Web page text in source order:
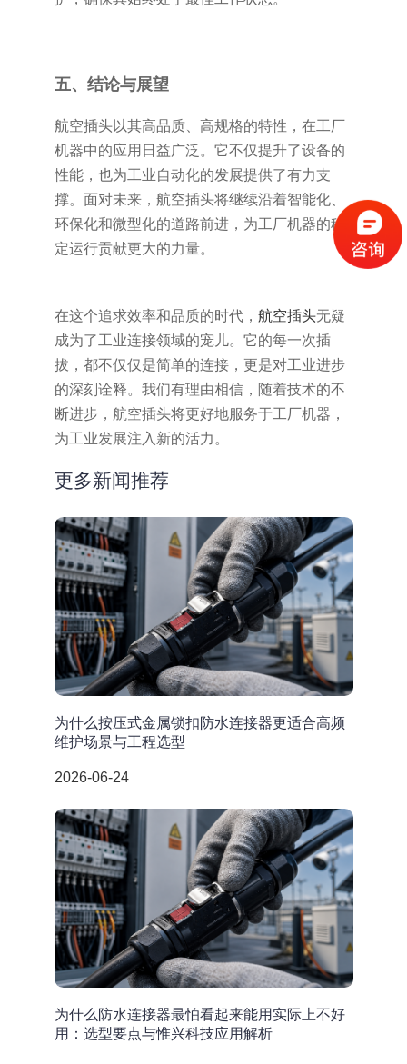
五、结论与展望
航空插头以其高品质、高规格的特性，在工厂
机器中的应用日益广泛。它不仅提升了设备的
性能，也为工业自动化的发展提供了有力支
撑。面对未来，航空插头将继续沿着智能化、
环保化和微型化的道路前进，为工厂机器的稳
定运行贡献更大的力量。
在这个追求效率和品质的时代， 航空插头无疑
成为了工业连接领域的宠儿。它的每一次插
拔，都不仅仅是简单的连接，更是对工业进步
的深刻诠释。我们有理由相信，随着技术的不
断进步，航空插头将更好地服务于工厂机器，
为工业发展注入新的活力。
更多新闻推荐
为什么按压式金属锁扣防水连接器更适合高频
维护场景与工程选型
2026-06-24
为什么防水连接器最怕看起来能用实际上不好
用：选型要点与惟兴科技应用解析